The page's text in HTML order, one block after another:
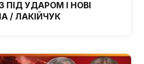
ПІД УДАРОМ І НОВІ
/ ЛАКІЙЧУК